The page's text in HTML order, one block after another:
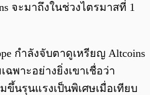
จะมาถึงในช่วงไตรมาสที่ 1
กำลังจับตาดูเหรียญ Altcoins
พาะอย่างยิ่งเขาเชื่อว่า
ขึ้นรุนแรงเป็นพิเศษเมื่อเทียบ